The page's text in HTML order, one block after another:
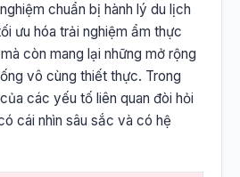
chuẩn bị hành lý du lịch
ưu hóa trải nghiệm ẩm thực
còn mang lại những mở rộng
vô cùng thiết thực. Trong
các yếu tố liên quan đòi hỏi
cái nhìn sâu sắc và có hệ